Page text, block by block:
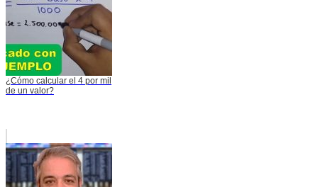
¿Cómo calcular el 4 por mil
de un valor?